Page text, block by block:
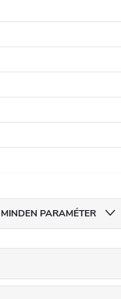
ár arányt
a felhasznált
a kínai márkánál
portfóliójában
(multi-tool)
MINDEN PARAMÉTER